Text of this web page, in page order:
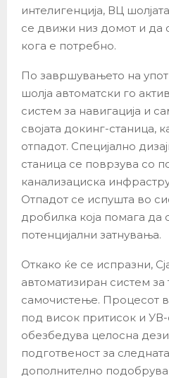
интелигенција, ВЦ
се движи низ домот и да
кога е потребно.
По завршувањето на
шолја автоматски го
систем за навигација и
својата докинг-станица,
отпадот. Специјално
станица се поврзува со
канализациска
Отпадот се испушта во
дробилка која помага да
потенцијални затнувања.
Откако ќе се испразни,
автоматизиран систем за
самочистење. Процесот
под висок притисок и
обезбедува целосна
подготвеност за
дополнително